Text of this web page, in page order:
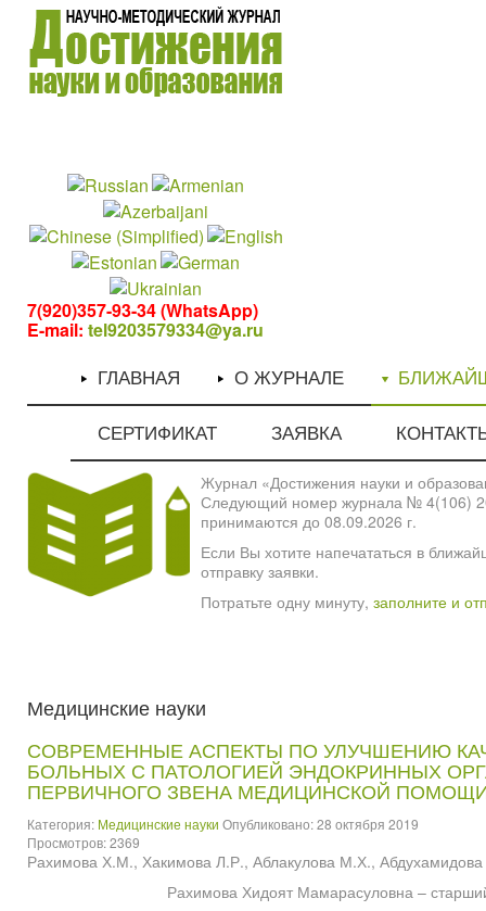
7(920)357-93-34 (WhatsApp)
E-mail: tel9203579334@ya.ru
ГЛАВНАЯ О ЖУРНАЛЕ
СЕРТИФИКАТ ЗАЯВКА
Журнал «Достижения науки и
Следующий номер журнала № 4(106)
принимаются до 08.09.2026 г.
Если Вы хотите напечататься в
отправку заявки.
Потратьте одну минуту, заполните и
Медицинские науки
СОВРЕМЕННЫЕ АСПЕКТЫ ПО УЛУЧШЕНИЮ
БОЛЬНЫХ С ПАТОЛОГИЕЙ ЭНДОКРИННЫХ
ПЕРВИЧНОГО ЗВЕНА МЕДИЦИНСКОЙ
Категория: Медицинские науки Опубликовано: 28 октября 2019
Просмотров: 2369
Рахимова Х.М., Хакимова Л.Р., Аблакулова М.Х.,
Рахимова Хидоят Мамарасуловна –